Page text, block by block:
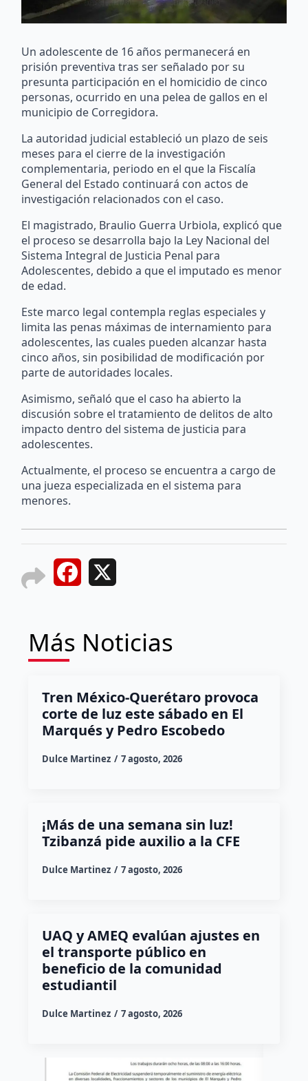
Un adolescente de 16 años permanecerá en
prisión preventiva tras ser señalado por su
presunta participación en el homicidio de cinco
personas, ocurrido en una pelea de gallos en el
municipio de Corregidora.
La autoridad judicial estableció un plazo de seis
meses para el cierre de la investigación
complementaria, periodo en el que la Fiscalía
General del Estado continuará con actos de
investigación relacionados con el caso.
El magistrado, Braulio Guerra Urbiola, explicó que
el proceso se desarrolla bajo la Ley Nacional del
Sistema Integral de Justicia Penal para
Adolescentes, debido a que el imputado es menor
de edad.
Este marco legal contempla reglas especiales y
limita las penas máximas de internamiento para
adolescentes, las cuales pueden alcanzar hasta
cinco años, sin posibilidad de modificación por
parte de autoridades locales.
Asimismo, señaló que el caso ha abierto la
discusión sobre el tratamiento de delitos de alto
impacto dentro del sistema de justicia para
adolescentes.
Actualmente, el proceso se encuentra a cargo de
una jueza especializada en el sistema para
menores.
Facebook
Más Noticias
Tren México-Querétaro provoca
corte de luz este sábado en El
Marqués y Pedro Escobedo
Dulce Martinez 7 agosto, 2026
¡Más de una semana sin luz!
Tzibanzá pide auxilio a la CFE
Dulce Martinez 7 agosto, 2026
UAQ y AMEQ evalúan ajustes en
el transporte público en
beneficio de la comunidad
estudiantil
Dulce Martinez 7 agosto, 2026